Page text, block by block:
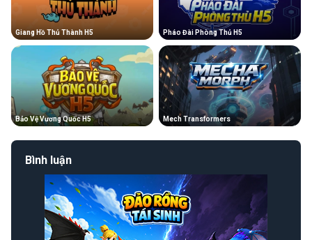
Giang Hồ Thủ Thành H5 Pháo Đài Phòng Thủ H5
Bảo Vệ Vương Quốc H5 Mech Transformers
Bình luận